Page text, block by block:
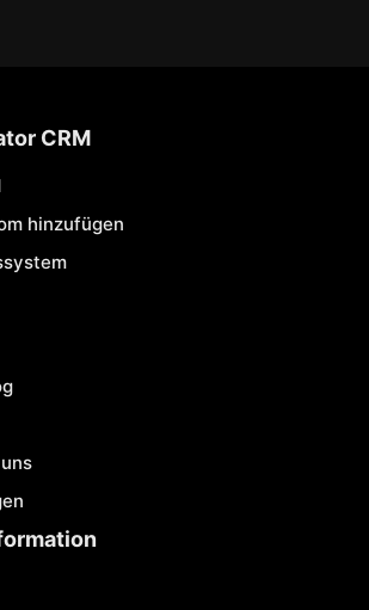
CRM
hinzufügen